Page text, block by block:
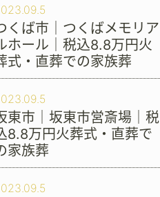
くば市｜つくばメモリア
ホール｜税込8.8万円火
式・直葬での家族葬
東市｜坂東市営斎場｜税
8.8万円火葬式・直葬で
家族葬